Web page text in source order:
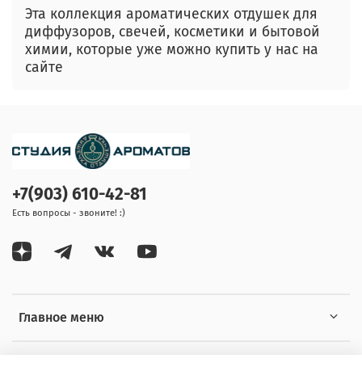
Эта коллекция ароматических отдушек для
диффузоров, свечей, косметики и бытовой
химии, которые уже можно купить у нас на
сайте
Главное меню
+7(903) 610-42-81
Есть вопросы - звоните! :)